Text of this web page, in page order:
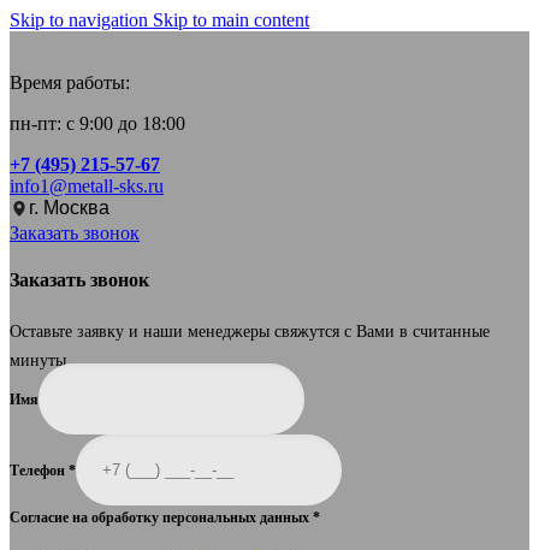
Skip to navigation Skip to main content
Время работы:
пн-пт: с 9:00 до 18:00
+7 (495) 215-57-67
info1@metall-sks.ru
г. Москва
Заказать звонок
Заказать звонок
Оставьте заявку и наши менеджеры свяжутся с Вами в считанные
минуты.
Имя
Телефон *
Согласие на обработку персональных данных *